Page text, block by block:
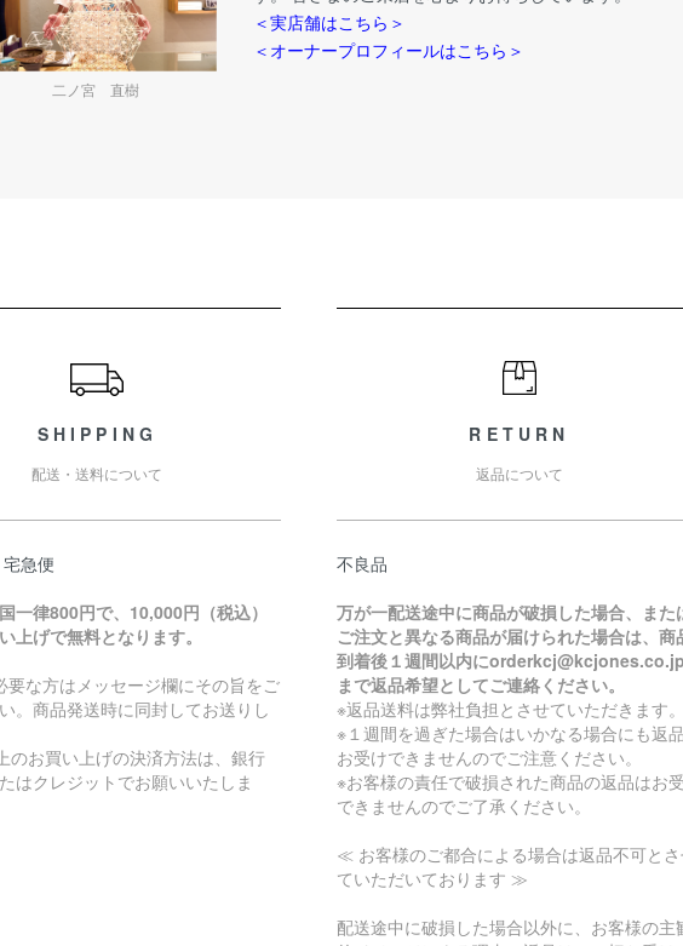
二ノ宮 直樹
＜実店舗はこちら＞
＜オーナープロフィールはこちら＞
SHIPPING
配送・送料について
急便
一律800円で、10,000円（税込）
上げで無料となります。
要な方はメッセージ欄にその旨をご
。商品発送時に同封してお送りし
のお買い上げの決済方法は、銀行
はクレジットでお願いいたしま
RETURN
返品について
不良品
万が一配送途中に商品が破損した場合、また
ご注文と異なる商品が届けられた場合は、商
到着後１週間以内にorderkcj@kcjones.co.jp
まで返品希望としてご連絡ください。
※返品送料は弊社負担とさせていただきます。
※１週間を過ぎた場合はいかなる場合にも返
お受けできませんのでご注意ください。
※お客様の責任で破損された商品の返品はお
できませんのでご了承ください。
≪ お客様のご都合による場合は返品不可と
ていただいております ≫
配送途中に破損した場合以外に、お客様の主